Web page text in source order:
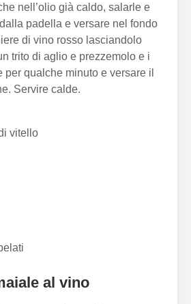
nell’olio già caldo, salarle e
padella e versare nel fondo
di vino rosso lasciandolo
trito di aglio e prezzemolo e i
per qualche minuto e versare il
Servire calde.
vitello
al vino